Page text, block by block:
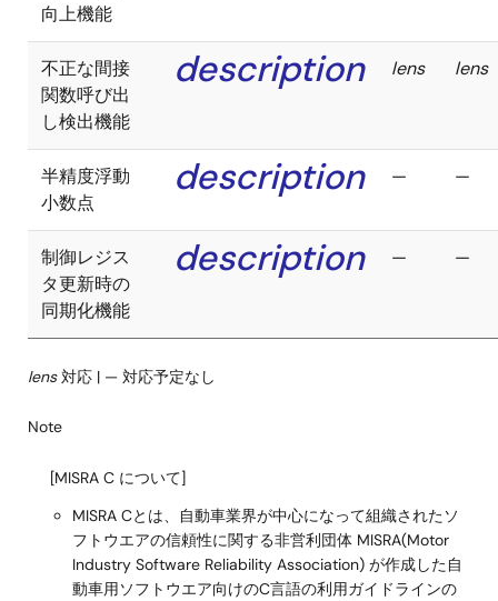
向上機能
不正な間接
関数呼び出
し検出機能
description lens lens
半精度浮動
小数点
description — —
制御レジス
タ更新時の
同期化機能
description — —
lens対応 | — 対応予定なし
Note
[MISRA C について]
MISRA Cとは、自動車業界が中心になって組織されたソ
フトウエアの信頼性に関する非営利団体 MISRA(Motor
Industry Software Reliability Association) が作成した自
動車用ソフトウエア向けのC言語の利用ガイドラインの